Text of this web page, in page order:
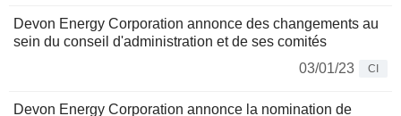
Devon Energy Corporation annonce des changements au
sein du conseil d'administration et de ses comités
03/01/23
CI
Devon Energy Corporation annonce la nomination de